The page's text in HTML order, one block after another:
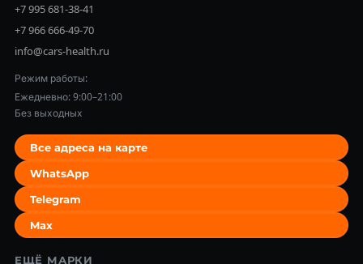
+7 995 681-38-41
+7 966 666-49-70
info@cars-health.ru
Режим работы:
Ежедневно: 9:00–21:00
Без выходных
Все адреса на карте
WhatsApp
Telegram
Max
ЕЩЁ МАРКИ